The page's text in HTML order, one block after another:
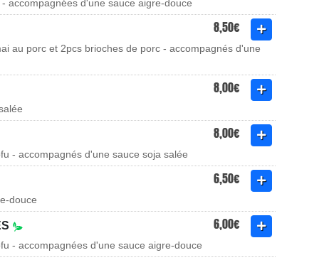
accompagnées d'une sauce aigre-douce
8,50€
au porc et 2pcs brioches de porc - accompagnés d'une
8,00€
8,00€
- accompagnés d'une sauce soja salée
6,50€
douce
6,00€
- accompagnées d'une sauce aigre-douce